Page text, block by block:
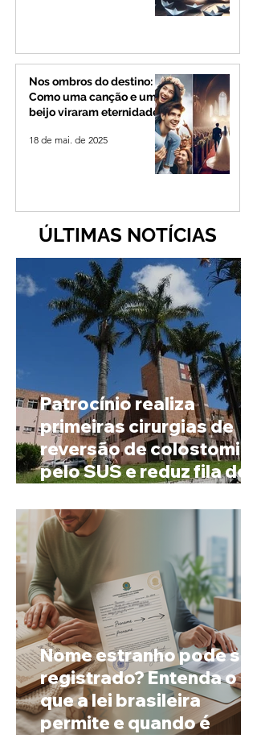
Nos ombros do destino:
Como uma canção e um
beijo viraram eternidade
18 de mai. de 2025
ÚLTIMAS NOTÍCIAS
Patrocínio realiza
primeiras cirurgias de
reversão de colostomia
pelo SUS e reduz fila de
Nome estranho pode ser
registrado? Entenda o
que a lei brasileira
permite e quando é